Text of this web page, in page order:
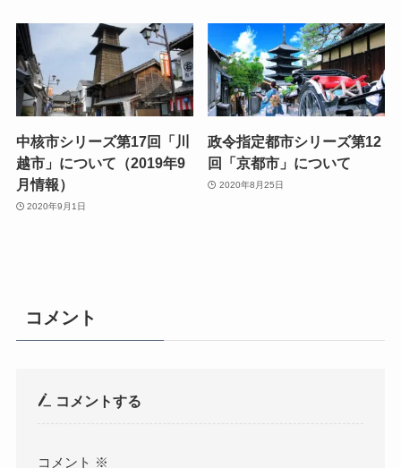
中核市シリーズ第17回「川
越市」について（2019年9
月情報）
2020年9月1日
政令指定都市シリーズ第12
回「京都市」について
2020年8月25日
コメント
コメントする
コメント ※